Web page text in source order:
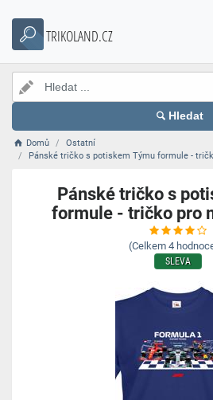
TRIKOLAND.CZ
Hledat
Domů
Ostatní
Pánské tričko s potiskem Týmu formule -
Pánské tričko s
formule - tričko pro
(Celkem 4
SLEVA